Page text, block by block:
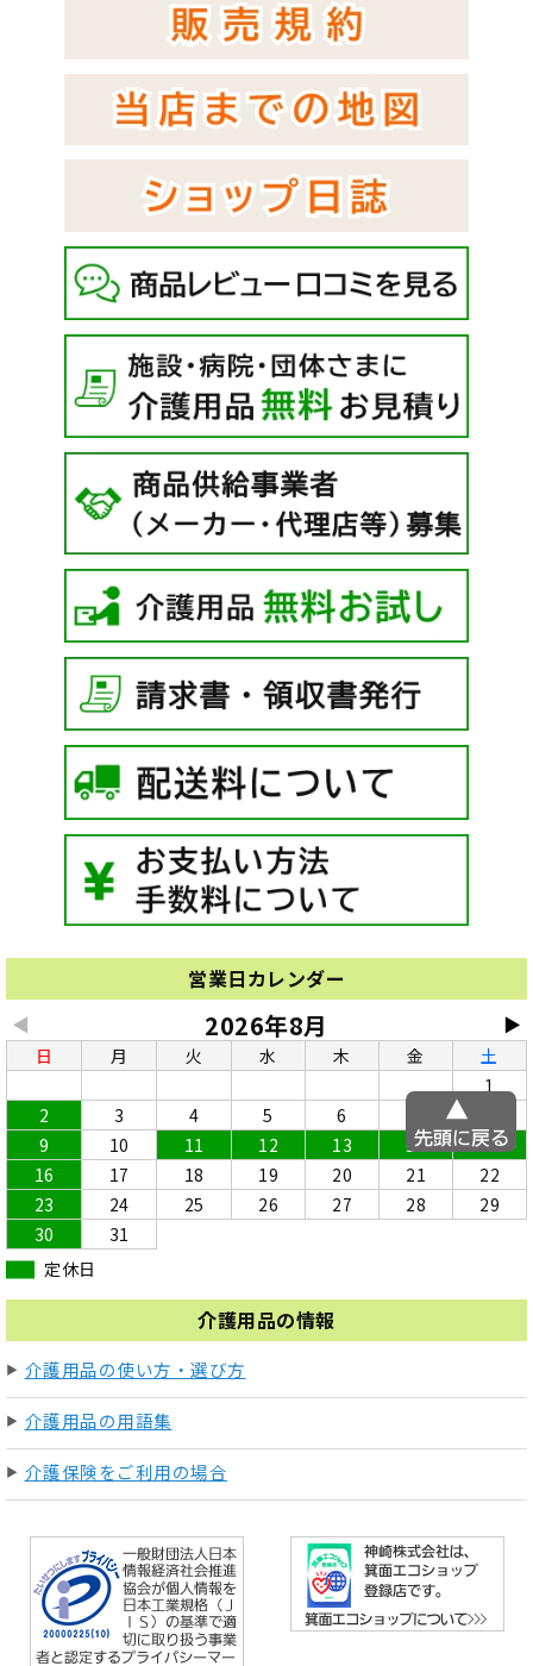
営業日カレンダー
◀ ▶
2026年8月
日 月 火 水 木 金
土
1
2
3 4 5 6
9
10 11 12 13 14
15
16
17 18 19 20 21
22
23
24 25 26 27 28
29
30
31
定休日
介護用品の情報
介護用品の使い方・選び方
介護用品の用語集
介護保険をご利用の場合